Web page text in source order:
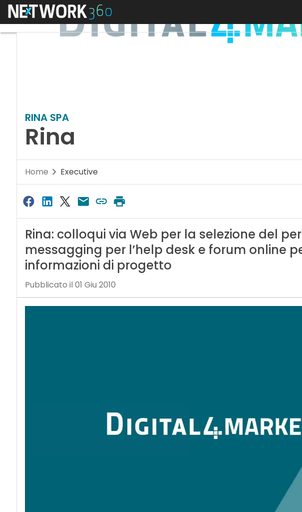
Menu
RINA SPA
Rina
Home Executive
Rina: colloqui via Web per la selezione del
messagging per l’help desk e forum online
informazioni di progetto
Pubblicato il 01 Giu 2010